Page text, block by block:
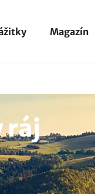
Magazín
ráj